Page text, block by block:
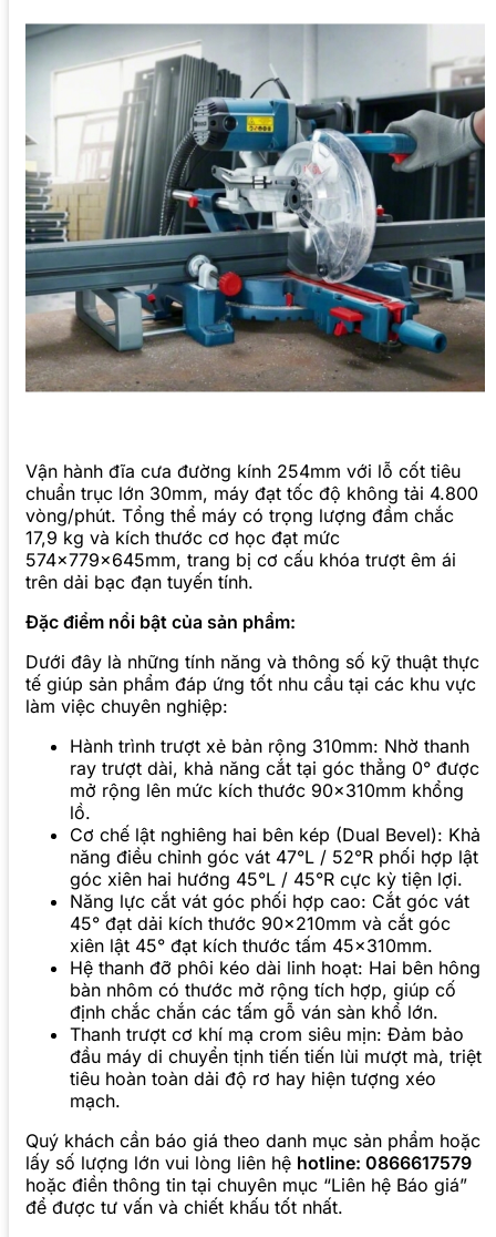
Vận hành đĩa cưa đường kính 254mm với lỗ cốt tiêu
chuẩn trục lớn 30mm, máy đạt tốc độ không tải 4.800
vòng/phút. Tổng thể máy có trọng lượng đầm chắc
17,9 kg và kích thước cơ học đạt mức
574x779x645mm, trang bị cơ cấu khóa trượt êm ái
trên dải bạc đạn tuyến tính.
Đặc điểm nổi bật của sản phẩm:
Dưới đây là những tính năng và thông số kỹ thuật thực
tế giúp sản phẩm đáp ứng tốt nhu cầu tại các khu vực
làm việc chuyên nghiệp:
Hành trình trượt xẻ bản rộng 310mm: Nhờ thanh
ray trượt dài, khả năng cắt tại góc thẳng 0° được
mở rộng lên mức kích thước 90x310mm khổng
lồ.
Cơ chế lật nghiêng hai bên kép (Dual Bevel): Khả
năng điều chỉnh góc vát 47°L / 52°R phối hợp lật
góc xiên hai hướng 45°L / 45°R cực kỳ tiện lợi.
Năng lực cắt vát góc phối hợp cao: Cắt góc vát
45° đạt dải kích thước 90x210mm và cắt góc
xiên lật 45° đạt kích thước tấm 45x310mm.
Hệ thanh đỡ phôi kéo dài linh hoạt: Hai bên hông
bàn nhôm có thước mở rộng tích hợp, giúp cố
định chắc chắn các tấm gỗ ván sàn khổ lớn.
Thanh trượt cơ khí mạ crom siêu mịn: Đảm bảo
đầu máy di chuyển tịnh tiến tiến lùi mượt mà, triệt
tiêu hoàn toàn dải độ rơ hay hiện tượng xéo
mạch.
Quý khách cần báo giá theo danh mục sản phẩm hoặc
lấy số lượng lớn vui lòng liên hệ hotline: 0866617579
hoặc điền thông tin tại chuyên mục “Liên hệ Báo giá”
để được tư vấn và chiết khấu tốt nhất.